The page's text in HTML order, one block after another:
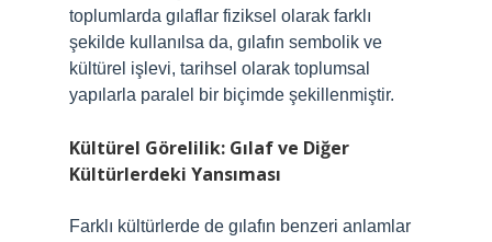
toplumlarda gılaflar fiziksel olarak farklı
şekilde kullanılsa da, gılafın sembolik ve
kültürel işlevi, tarihsel olarak toplumsal
yapılarla paralel bir biçimde şekillenmiştir.
Kültürel Görelilik: Gılaf ve Diğer
Kültürlerdeki Yansıması
Farklı kültürlerde de gılafın benzeri anlamlar